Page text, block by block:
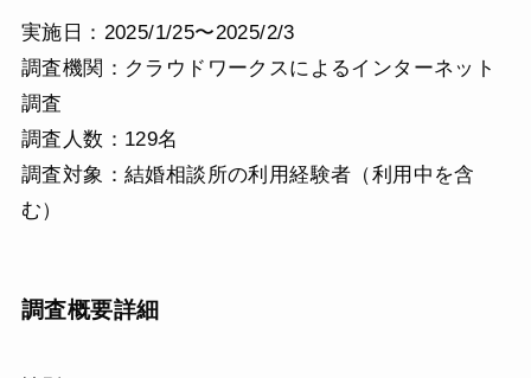
実施日：2025/1/25〜2025/2/3
調査機関：クラウドワークスによるインターネット
調査
調査人数：129名
調査対象：結婚相談所の利用経験者（利用中を含
む）
調査概要詳細